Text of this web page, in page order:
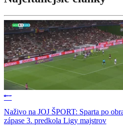
Naživo na JOJ ŠPORT: Sparta po
zápase 3. predkola Ligy majstrov